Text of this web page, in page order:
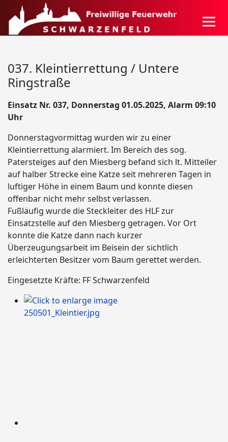
037. Kleintierrettung / Untere
Ringstraße
Einsatz Nr. 037, Donnerstag 01.05.2025, Alarm 09:10
Uhr
Donnerstagvormittag wurden wir zu einer
Kleintierrettung alarmiert. Im Bereich des sog.
Patersteiges auf den Miesberg befand sich lt. Mitteiler
auf halber Strecke eine Katze seit mehreren Tagen in
luftiger Höhe in einem Baum und konnte diesen
offenbar nicht mehr selbst verlassen.
Fußläufig wurde die Steckleiter des HLF zur
Einsatzstelle auf den Miesberg getragen. Vor Ort
konnte die Katze dann nach kurzer
Überzeugungsarbeit im Beisein der sichtlich
erleichterten Besitzer vom Baum gerettet werden.
Eingesetzte Kräfte: FF Schwarzenfeld